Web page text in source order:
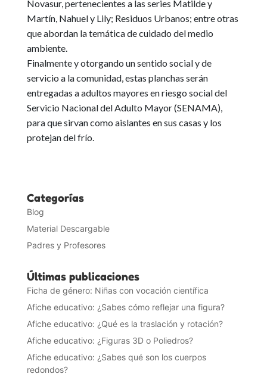
Novasur, pertenecientes a las series Matilde y
Martín, Nahuel y Lily; Residuos Urbanos; entre otras
que abordan la temática de cuidado del medio
ambiente.
Finalmente y otorgando un sentido social y de
servicio a la comunidad, estas planchas serán
entregadas a adultos mayores en riesgo social del
Servicio Nacional del Adulto Mayor (SENAMA),
para que sirvan como aislantes en sus casas y los
protejan del frío.
Categorías
Blog
Material Descargable
Padres y Profesores
Últimas publicaciones
Ficha de género: Niñas con vocación científica
Afiche educativo: ¿Sabes cómo reflejar una figura?
Afiche educativo: ¿Qué es la traslación y rotación?
Afiche educativo: ¿Figuras 3D o Poliedros?
Afiche educativo: ¿Sabes qué son los cuerpos
redondos?